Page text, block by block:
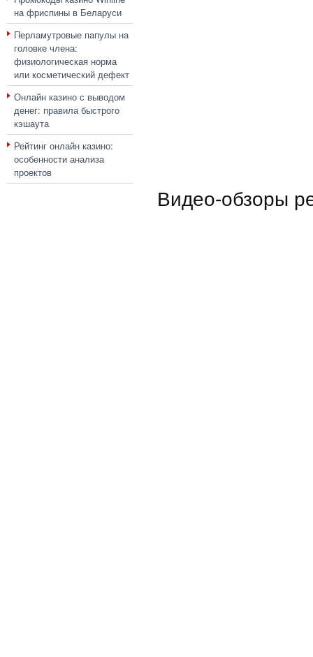
на фриспины в Беларуси
Перламутровые папулы на
головке члена:
физиологическая норма
или косметический дефект
Онлайн казино с выводом
денег: правила быстрого
кэшаута
Рейтинг онлайн казино:
особенности анализа
проектов
Видео-обзоры